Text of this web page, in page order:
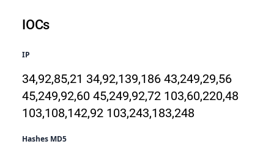
IOCs
IP
34,92,85,21 34,92,139,186 43,249,29,56
45,249,92,60 45,249,92,72 103,60,220,48
103,108,142,92 103,243,183,248
Hashes MD5